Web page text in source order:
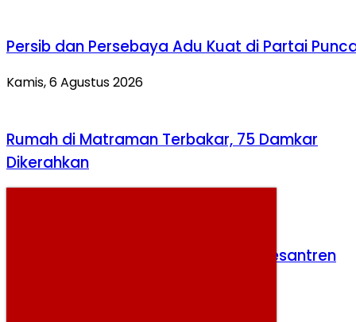
Persib dan Persebaya Adu Kuat di Partai
Kamis, 6 Agustus 2026
Rumah di Matraman Terbakar, 75 Damkar
Dikerahkan
Pemerintah Bangun 10.000 MCK di Pesantren